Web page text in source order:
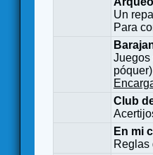
Un
Para
Juegos
Club
En mi
Reglas